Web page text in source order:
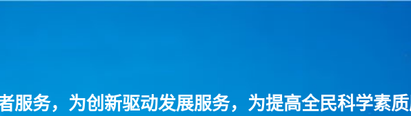
服务，为创新驱动发展服务，为提高全民科学素